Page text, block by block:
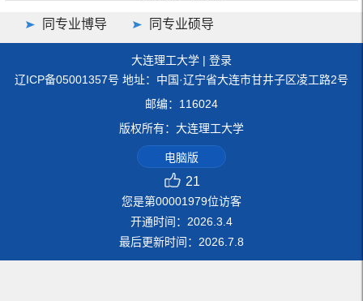
同专业博导 同专业硕导
大连理工大学 | 登录
辽ICP备05001357号 地址：中国·辽宁省大连市甘井子区凌工路2号
邮编：116024
版权所有：大连理工大学
电脑版
21
您是第00001979位访客
开通时间： 2026 3 4
最后更新时间： 2026 7 8